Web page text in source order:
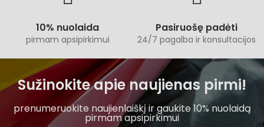
10% nuolaida
pirmam apsipirkimui
Pasiruošę padėti
24/7 pagalba ir konsultacijos
Sužinokite apie naujienas pirmi!
prenumeruokite naujienlaiškį ir gaukite 10% nuolaidą
pirmam apsipirkimui